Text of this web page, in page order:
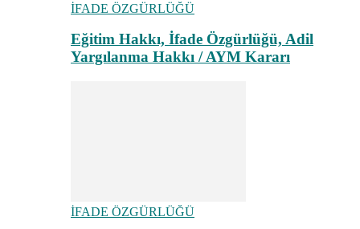
İFADE ÖZGÜRLÜĞÜ
Eğitim Hakkı, İfade Özgürlüğü, Adil
Yargılanma Hakkı / AYM Kararı
İFADE ÖZGÜRLÜĞÜ